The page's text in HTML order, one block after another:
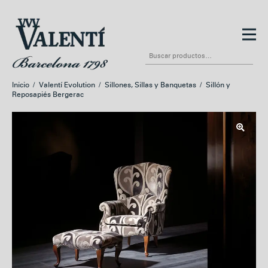
contenido
Inicio / Valentí Evolution / Sillones, Sillas y Banquetas / Sillón y
Reposapiés Bergerac